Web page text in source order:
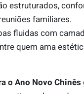
estruturados,
familiares.
fluidas com
quem ama
o Ano Novo Chinês